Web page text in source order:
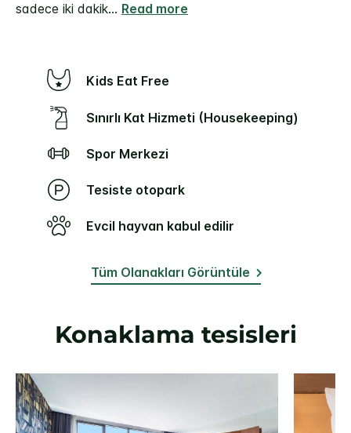
sadece iki dakik... Read more
Kids Eat Free
Sınırlı Kat Hizmeti (Housekeeping)
Spor Merkezi
Tesiste otopark
Evcil hayvan kabul edilir
Tüm Olanakları Görüntüle
Konaklama tesisleri